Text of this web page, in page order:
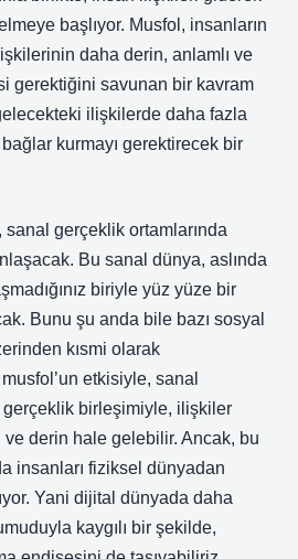
başlıyor. Musfol, insanların
daha derin, anlamlı ve
gerektiğini savunan bir kavram
ilişkilerde daha fazla
kurmayı gerektirecek bir
sanal gerçeklik ortamlarında
Bu sanal dünya, aslında
biriyle yüz yüze bir
Bunu şu anda bile bazı sosyal
kısmi olarak
etkisiyle, sanal
gerçeklik birleşimiyle, ilişkiler
derin hale gelebilir. Ancak, bu
insanları fiziksel dünyadan
Yani dijital dünyada daha
kaygılı bir şekilde,